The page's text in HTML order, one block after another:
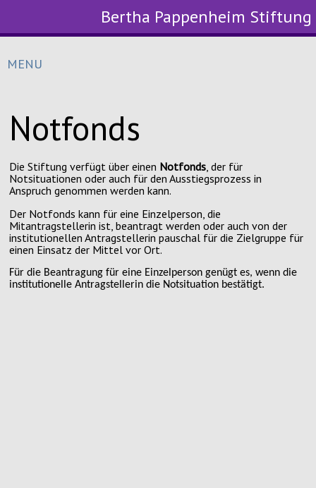
Bertha Pappenheim Stiftung
MENU
Notfonds
Die Stiftung verfügt über einen Notfonds, der für
Notsituationen oder auch für den Ausstiegsprozess in
Anspruch genommen werden kann.
Der Notfonds kann für eine Einzelperson, die
Mitantragstellerin ist, beantragt werden oder auch von der
institutionellen Antragstellerin pauschal für die Zielgruppe für
einen Einsatz der Mittel vor Ort.
Für die Beantragung für eine Einzelperson genügt es, wenn die
institutionelle Antragstellerin die Notsituation bestätigt.